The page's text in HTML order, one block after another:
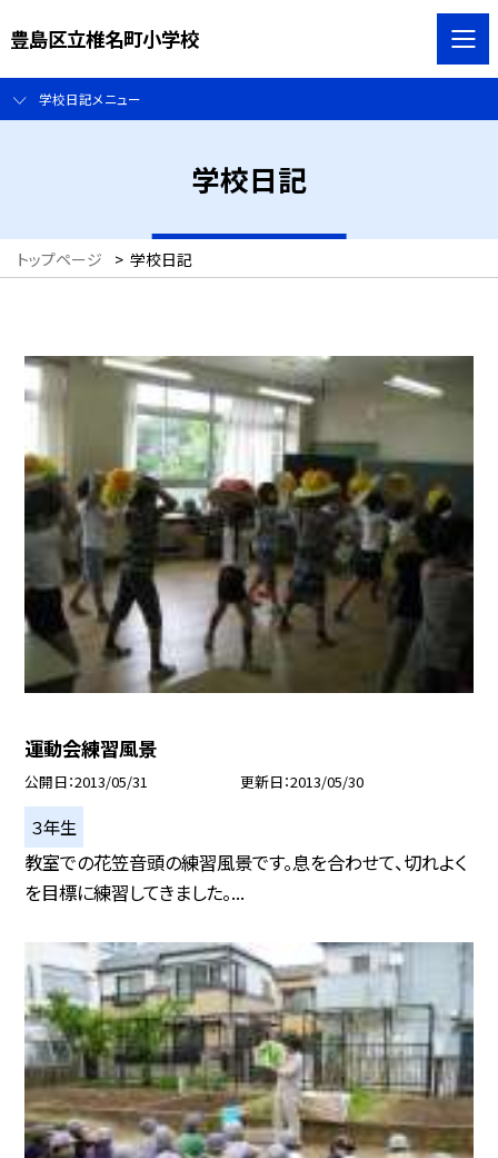
豊島区立椎名町小学校
学校日記メニュー
学校日記
トップページ > 学校日記
運動会練習風景
公開日 2013/05/31 更新日 2013/05/30
３年生
教室での花笠音頭の練習風景です。息を合わせて、切れよく
を目標に練習してきました。...